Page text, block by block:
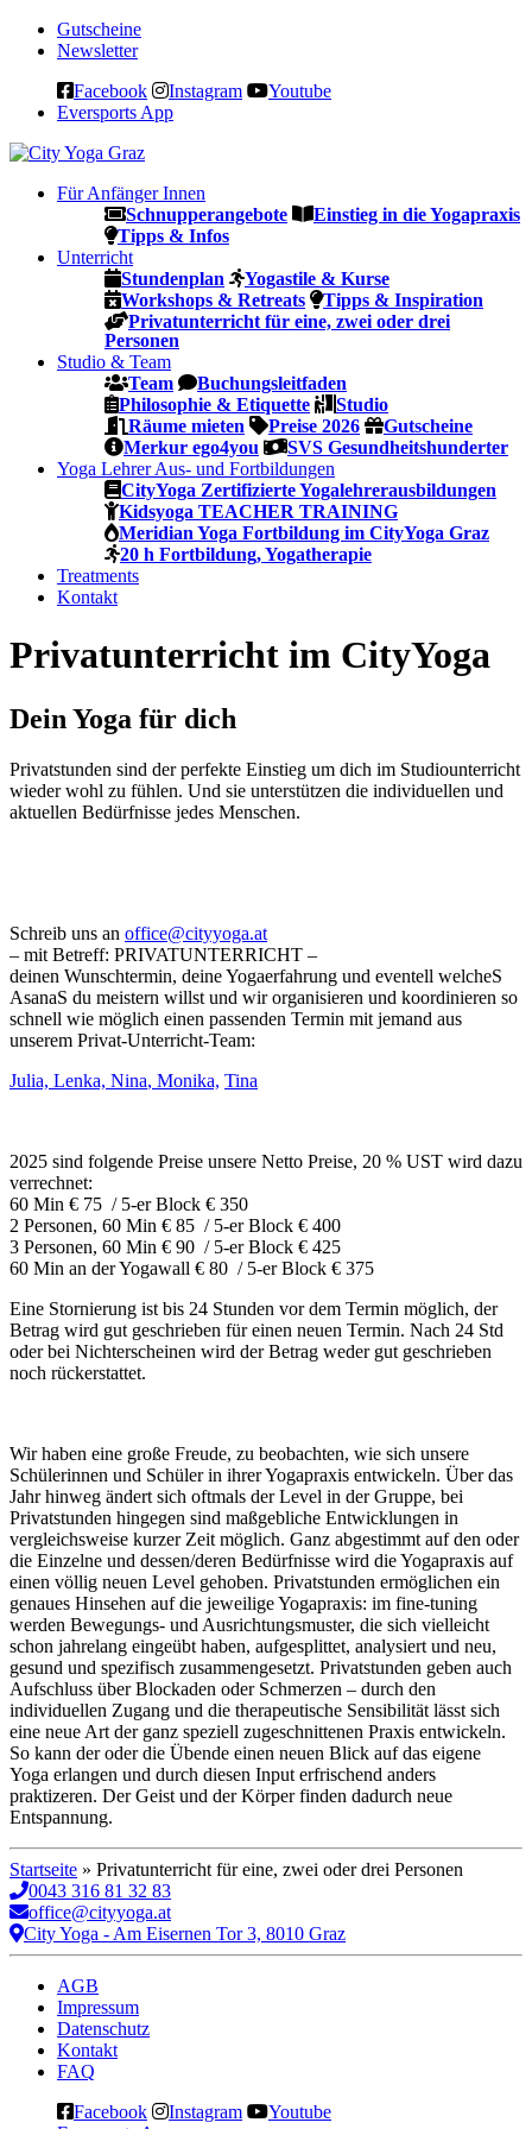
Gutscheine
Newsletter
Facebook Instagram Youtube
Eversports App
Für Anfänger Innen
Schnupperangebote
Einstieg in die Yogapraxis
Tipps & Infos
Unterricht
Stundenplan
Yogastile & Kurse
Workshops & Retreats
Tipps & Inspiration
Privatunterricht für eine, zwei oder drei
Personen
Studio & Team
Team
Buchungsleitfaden
Philosophie & Etiquette
Studio
Räume mieten
Preise 2026
Gutscheine
Merkur ego4you
SVS Gesundheitshunderter
Yoga Lehrer Aus- und Fortbildungen
CityYoga Zertifizierte Yogalehrerausbildungen
Kidsyoga TEACHER TRAINING
Meridian Yoga Fortbildung im CityYoga Graz
20 h Fortbildung, Yogatherapie
Treatments
Kontakt
Privatunterricht im CityYoga
Dein Yoga für dich
Privatstunden sind der perfekte Einstieg um dich im Studiounterricht
wieder wohl zu fühlen. Und sie unterstützen die individuellen und
aktuellen Bedürfnisse jedes Menschen.
Schreib uns an office@cityyoga.at
– mit Betreff: PRIVATUNTERRICHT –
deinen Wunschtermin, deine Yogaerfahrung und eventell welcheS
AsanaS du meistern willst und wir organisieren und koordinieren so
schnell wie möglich einen passenden Termin mit jemand aus
unserem Privat-Unterricht-Team:
Julia, Lenka, Nina, Monika, Tina
2025 sind folgende Preise unsere Netto Preise, 20 % UST wird dazu
verrechnet:
60 Min € 75 / 5-er Block € 350
2 Personen, 60 Min € 85 / 5-er Block € 400
3 Personen, 60 Min € 90 / 5-er Block € 425
60 Min an der Yogawall € 80 / 5-er Block € 375
Eine Stornierung ist bis 24 Stunden vor dem Termin möglich, der
Betrag wird gut geschrieben für einen neuen Termin. Nach 24 Std
oder bei Nichterscheinen wird der Betrag weder gut geschrieben
noch rückerstattet.
Wir haben eine große Freude, zu beobachten, wie sich unsere
Schülerinnen und Schüler in ihrer Yogapraxis entwickeln. Über das
Jahr hinweg ändert sich oftmals der Level in der Gruppe, bei
Privatstunden hingegen sind maßgebliche Entwicklungen in
vergleichsweise kurzer Zeit möglich. Ganz abgestimmt auf den oder
die Einzelne und dessen/deren Bedürfnisse wird die Yogapraxis auf
einen völlig neuen Level gehoben. Privatstunden ermöglichen ein
genaues Hinsehen auf die jeweilige Yogapraxis: im fine-tuning
werden Bewegungs- und Ausrichtungsmuster, die sich vielleicht
schon jahrelang eingeübt haben, aufgesplittet, analysiert und neu,
gesund und spezifisch zusammengesetzt. Privatstunden geben auch
Aufschluss über Blockaden oder Schmerzen – durch den
individuellen Zugang und die therapeutische Sensibilität lässt sich
eine neue Art der ganz speziell zugeschnittenen Praxis entwickeln.
So kann der oder die Übende einen neuen Blick auf das eigene
Yoga erlangen und durch diesen Input erfrischend anders
praktizeren. Der Geist und der Körper finden dadurch neue
Entspannung.
Startseite » Privatunterricht für eine, zwei oder drei Personen
0043 316 81 32 83
office@cityyoga.at
City Yoga - Am Eisernen Tor 3, 8010 Graz
AGB
Impressum
Datenschutz
Kontakt
FAQ
Facebook Instagram Youtube